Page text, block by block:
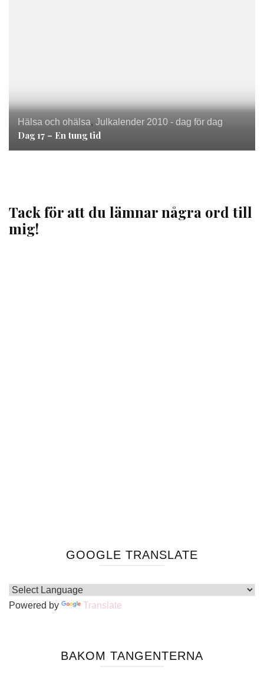
Hälsa och ohälsa, Julkalender 2010 - dag för dag
Dag 17 – En tung tid
Tack för att du lämnar några ord till
mig!
GOOGLE TRANSLATE
Powered by Translate
BAKOM TANGENTERNA